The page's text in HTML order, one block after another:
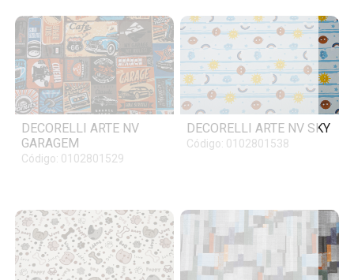
DECORELLI ARTE NV
GARAGEM
Código: 0102801529
DECORELLI ARTE NV SKY
Código: 0102801538